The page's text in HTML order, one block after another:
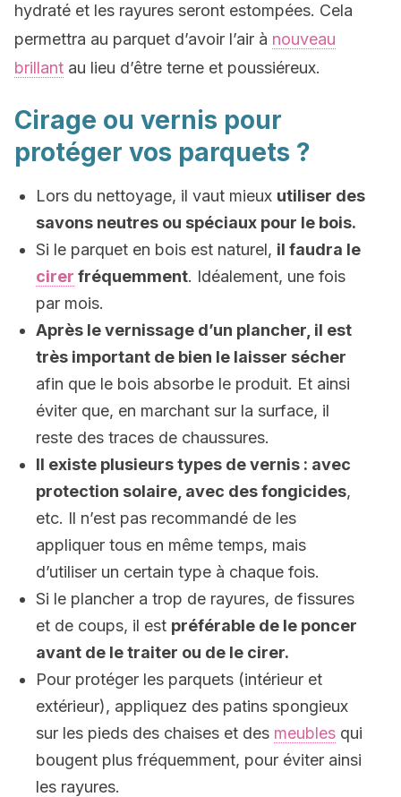
hydraté et les rayures seront estompées. Cela
permettra au parquet d’avoir l’air à nouveau
brillant au lieu d’être terne et poussiéreux.
Cirage ou vernis pour
protéger vos parquets ?
Lors du nettoyage, il vaut mieux utiliser des
savons neutres ou spéciaux pour le bois.
Si le parquet en bois est naturel, il faudra le
cirer fréquemment. Idéalement, une fois
par mois.
Après le vernissage d’un plancher, il est
très important de bien le laisser sécher
afin que le bois absorbe le produit. Et ainsi
éviter que, en marchant sur la surface, il
reste des traces de chaussures.
Il existe plusieurs types de vernis : avec
protection solaire, avec des fongicides,
etc. Il n’est pas recommandé de les
appliquer tous en même temps, mais
d’utiliser un certain type à chaque fois.
Si le plancher a trop de rayures, de fissures
et de coups, il est préférable de le poncer
avant de le traiter ou de le cirer.
Pour protéger les parquets (intérieur et
extérieur), appliquez des patins spongieux
sur les pieds des chaises et des meubles qui
bougent plus fréquemment, pour éviter ainsi
les rayures.